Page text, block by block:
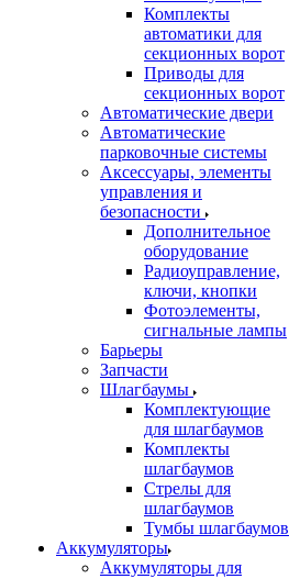
Комплекты
автоматики для
секционных ворот
Приводы для
секционных ворот
Автоматические двери
Автоматические
парковочные системы
Аксессуары, элементы
управления и
безопасности
Дополнительное
оборудование
Радиоуправление,
ключи, кнопки
Фотоэлементы,
сигнальные лампы
Барьеры
Запчасти
Шлагбаумы
Комплектующие
для шлагбаумов
Комплекты
шлагбаумов
Стрелы для
шлагбаумов
Тумбы шлагбаумов
Аккумуляторы
Аккумуляторы для